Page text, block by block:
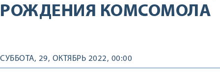
РОЖДЕНИЯ КОМСОМОЛА
СУББОТА, 29, ОКТЯБРЬ 2022, 00:00